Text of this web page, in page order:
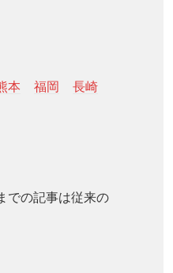
本 福岡
長崎
での記事は従来の